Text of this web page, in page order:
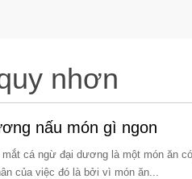
nhơn
nấu món gì ngon
cá ngừ đại dương là một món ăn có
của việc đó là bởi vì món ăn...